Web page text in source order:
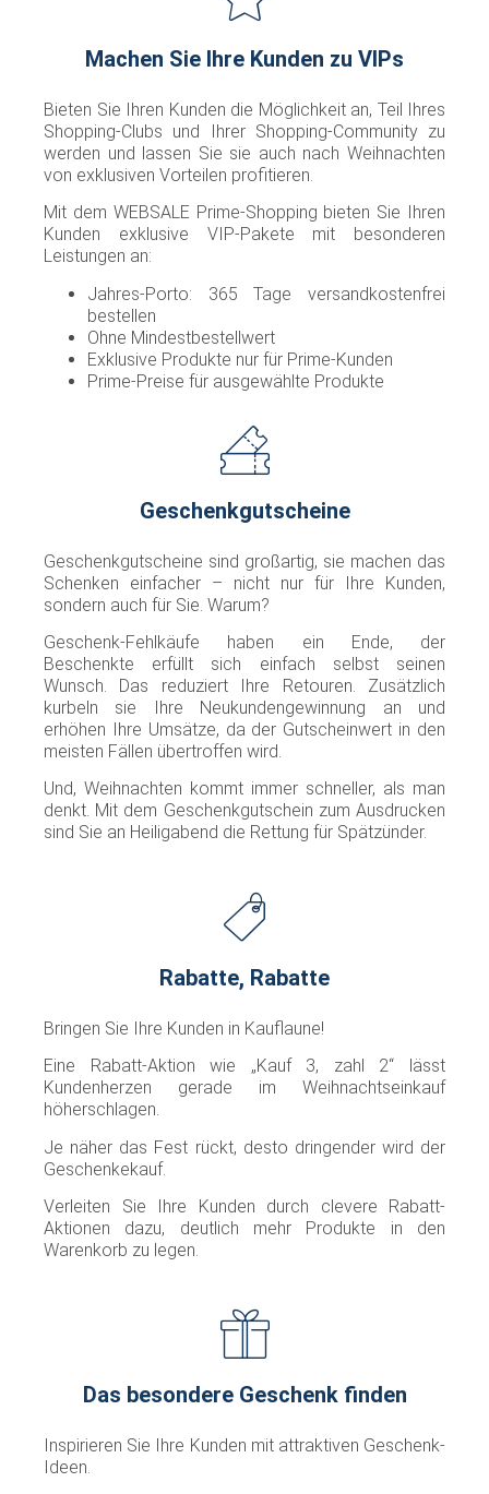
Machen Sie Ihre Kunden zu VIPs
Bieten Sie Ihren Kunden die Möglichkeit an, Teil Ihres
Shopping-Clubs und Ihrer Shopping-Community zu
werden und lassen Sie sie auch nach Weihnachten
von exklusiven Vorteilen profitieren.
Mit dem WEBSALE Prime-Shopping bieten Sie Ihren
Kunden exklusive VIP-Pakete mit besonderen
Leistungen an:
Jahres-Porto: 365 Tage versandkostenfrei
bestellen
Ohne Mindestbestellwert
Exklusive Produkte nur für Prime-Kunden
Prime-Preise für ausgewählte Produkte
Geschenkgutscheine
Geschenkgutscheine sind großartig, sie machen das
Schenken einfacher – nicht nur für Ihre Kunden,
sondern auch für Sie. Warum?
Geschenk-Fehlkäufe haben ein Ende, der
Beschenkte erfüllt sich einfach selbst seinen
Wunsch. Das reduziert Ihre Retouren. Zusätzlich
kurbeln sie Ihre Neukundengewinnung an und
erhöhen Ihre Umsätze, da der Gutscheinwert in den
meisten Fällen übertroffen wird.
Und, Weihnachten kommt immer schneller, als man
denkt. Mit dem Geschenkgutschein zum Ausdrucken
sind Sie an Heiligabend die Rettung für Spätzünder.
Rabatte, Rabatte
Bringen Sie Ihre Kunden in Kauflaune!
Eine Rabatt-Aktion wie „Kauf 3, zahl 2“ lässt
Kundenherzen gerade im Weihnachtseinkauf
höherschlagen.
Je näher das Fest rückt, desto dringender wird der
Geschenkekauf.
Verleiten Sie Ihre Kunden durch clevere Rabatt-
Aktionen dazu, deutlich mehr Produkte in den
Warenkorb zu legen.
Das besondere Geschenk finden
Inspirieren Sie Ihre Kunden mit attraktiven Geschenk-
Ideen.